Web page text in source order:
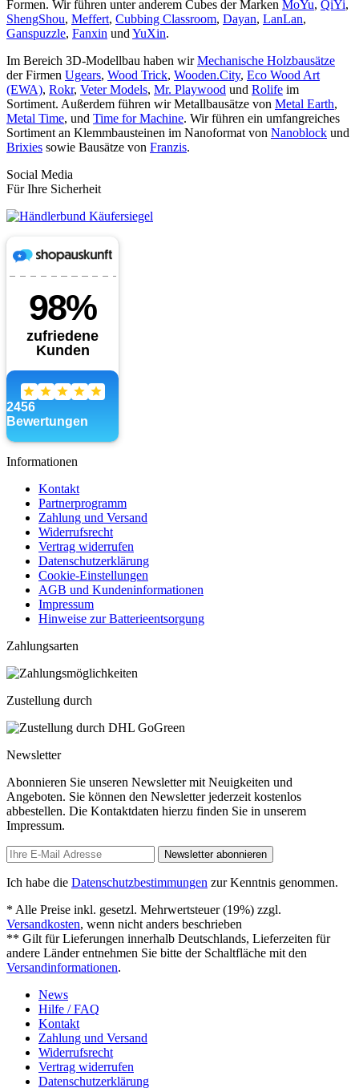
Formen. Wir führen unter anderem Cubes der Marken MoYu, QiYi,
ShengShou, Meffert, Cubbing Classroom, Dayan, LanLan,
Ganspuzzle, Fanxin und YuXin.
Im Bereich 3D-Modellbau haben wirMechanische Holzbausätze
der Firmen Ugears, Wood Trick, Wooden.City, Eco Wood Art
(EWA), Rokr, Veter Models, Mr. Playwood und Rolife im
Sortiment. Außerdem führen wir Metallbausätze von Metal Earth,
Metal Time, und Time for Machine. Wir führen ein umfangreiches
Sortiment an Klemmbausteinen im Nanoformat von Nanoblock und
Brixies sowie Bausätze von Franzis.
Social Media
Für Ihre Sicherheit
Informationen
Kontakt
Partnerprogramm
Zahlung und Versand
Widerrufsrecht
Vertrag widerrufen
Datenschutzerklärung
Cookie-Einstellungen
AGB und Kundeninformationen
Impressum
Hinweise zur Batterieentsorgung
Zahlungsarten
Zustellung durch
Newsletter
Abonnieren Sie unseren Newsletter mit Neuigkeiten und
Angeboten. Sie können den Newsletter jederzeit kostenlos
abbestellen. Die Kontaktdaten hierzu finden Sie in unserem
Impressum.
Newsletter abonnieren
Ich habe die Datenschutzbestimmungen zur Kenntnis genommen.
* Alle Preise inkl. gesetzl. Mehrwertsteuer (19%) zzgl.
Versandkosten, wenn nicht anders beschrieben
** Gilt für Lieferungen innerhalb Deutschlands, Lieferzeiten für
andere Länder entnehmen Sie bitte der Schaltfläche mit den
Versandinformationen.
News
Hilfe / FAQ
Kontakt
Zahlung und Versand
Widerrufsrecht
Vertrag widerrufen
Datenschutzerklärung